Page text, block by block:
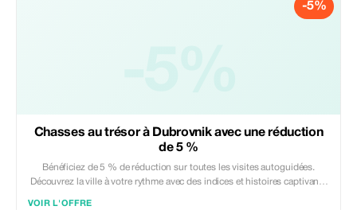
-5%
Chasses au trésor à Dubrovnik avec une réduction
de 5 %
Bénéficiez de 5 % de réduction sur toutes les visites autoguidées.
Découvrez la ville à votre rythme avec des indices et histoires captivants
VOIR L'OFFRE